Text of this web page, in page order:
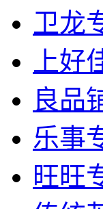
卫龙
上好
良品
乐事
旺旺